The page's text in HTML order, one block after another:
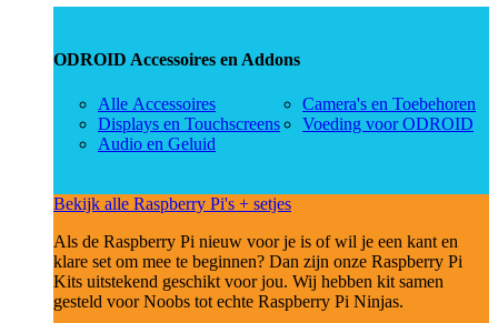
ODROID Accessoires en Addons
Alle Accessoires
Displays en Touchscreens
Audio en Geluid
Camera's en Toebehoren
Voeding voor ODROID
Bekijk alle Raspberry Pi's + setjes
Als de Raspberry Pi nieuw voor je is of wil je een kant en
klare set om mee te beginnen? Dan zijn onze Raspberry Pi
Kits uitstekend geschikt voor jou. Wij hebben kit samen
gesteld voor Noobs tot echte Raspberry Pi Ninjas.